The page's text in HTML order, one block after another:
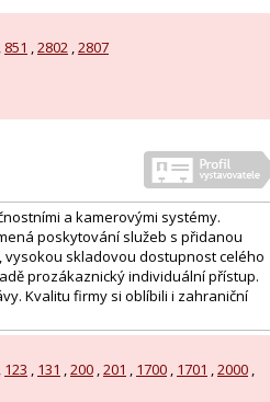
, 851 ,2802 ,2807
a kamerovými systémy.
poskytování služeb s přidanou
skladovou dostupnost celého
prozákaznický individuální přístup.
Kvalitu firmy si oblíbili i zahraniční
, 123 , 131 ,200 ,201 , 1700 , 1701 ,2000 ,